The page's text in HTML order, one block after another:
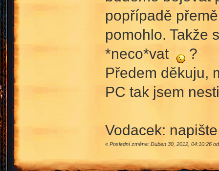
popřípadě
pomohlo. Takže
*neco*vat
?
Předem děkuju,
PC tak jsem
Vodacek:
« Poslední změna: Duben 30, 2012, 04:10:26